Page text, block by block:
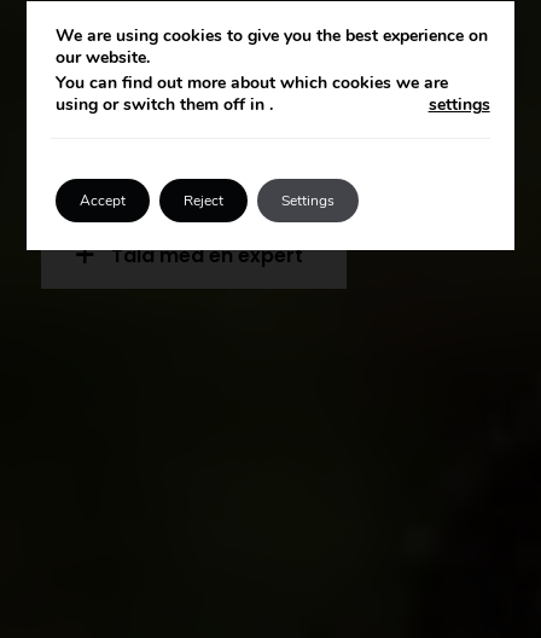
Boka en miljöteknisk
markundersökning via MEC för
att kontrollera markens
Tala med en expert
We are using cookies to give you the best experience on
our website.
You can find out more about which cookies we are
using or switch them off in
settings
.
Accept Reject Settings